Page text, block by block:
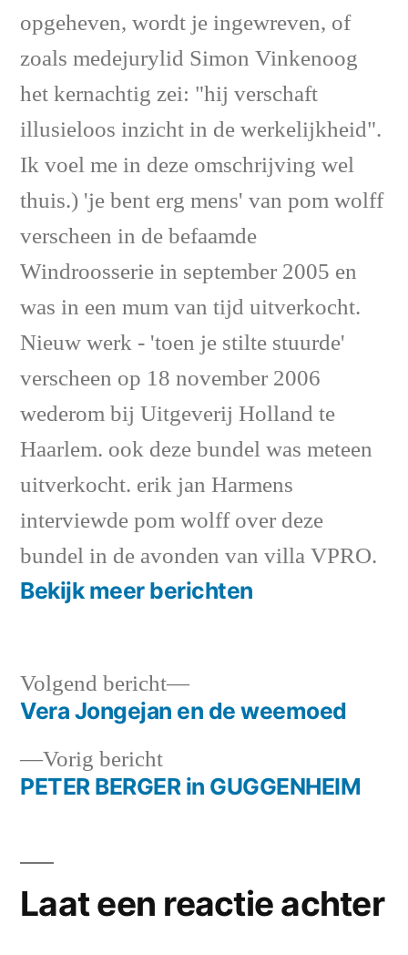
opgeheven, wordt je ingewreven, of
zoals medejurylid Simon Vinkenoog
het kernachtig zei: "hij verschaft
illusieloos inzicht in de werkelijkheid".
Ik voel me in deze omschrijving wel
thuis.) 'je bent erg mens' van pom wolff
verscheen in de befaamde
Windroosserie in september 2005 en
was in een mum van tijd uitverkocht.
Nieuw werk - 'toen je stilte stuurde'
verscheen op 18 november 2006
wederom bij Uitgeverij Holland te
Haarlem. ook deze bundel was meteen
uitverkocht. erik jan Harmens
interviewde pom wolff over deze
bundel in de avonden van villa VPRO.
Bekijk meer berichten
Bericht
navigatie
Vorig berichtVorig
bericht:
PETER BERGER in GUGGENHEIM
Volgend bericht
Volgend
bericht:
Vera Jongejan en de weemoed
Laat een reactie achter